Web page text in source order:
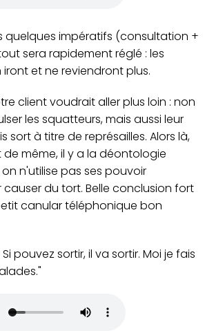
quelques impératifs (consultation +
sera rapidement réglé : les
et ne reviendront plus.
client voudrait aller plus loin : non
les squatteurs, mais aussi leur
sort à titre de représailles. Alors là,
même, il y a la déontologie
n'utilise pas ses pouvoir
du tort. Belle conclusion fort
canular téléphonique bon
pouvez sortir, il va sortir. Moi je fais